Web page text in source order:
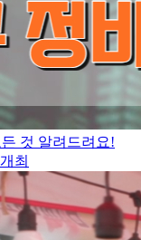
것 알려드려요!
최